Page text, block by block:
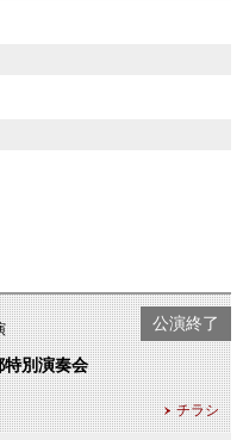
特別演奏会
チラシ
公演終了